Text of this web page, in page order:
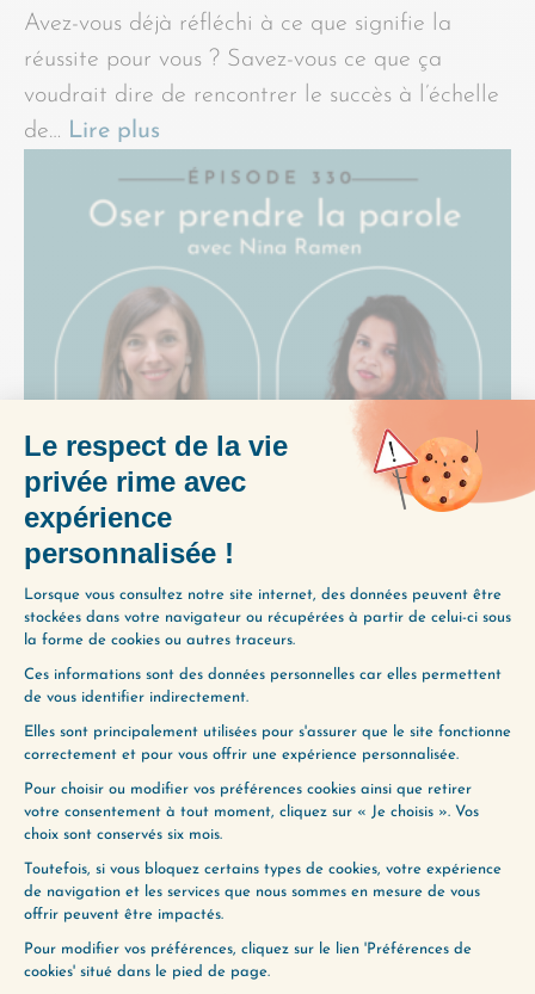
Avez-vous déjà réfléchi à ce que signifie la
réussite pour vous ? Savez-vous ce que ça
voudrait dire de rencontrer le succès à l’échelle
de… Lire plus
Est-ce qu’il vous est déjà arrivé de garder le
choses à dire ? Comme vous avez peur…
Lire plus